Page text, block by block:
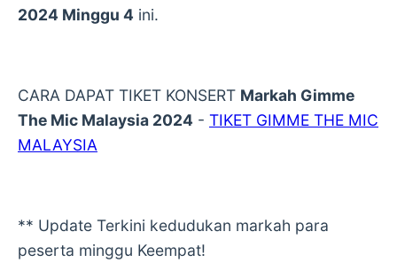
2024 Minggu 4 ini.
CARA DAPAT TIKET KONSERT Markah Gimme
The Mic Malaysia 2024 - TIKET GIMME THE MIC
MALAYSIA
** Update Terkini kedudukan markah para
peserta minggu Keempat!